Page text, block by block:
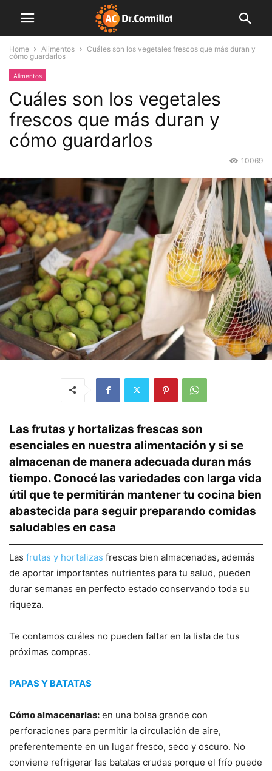
Home Alimentos
Cuáles son los vegetales frescos que más duran y
cómo guardarlos
Alimentos
Cuáles son los vegetales
frescos que más duran y
cómo guardarlos
10069
Las frutas y hortalizas frescas son
esenciales en nuestra alimentación y si se
almacenan de manera adecuada duran más
tiempo. Conocé las variedades con larga vida
útil que te permitirán mantener tu cocina bien
abastecida para seguir preparando comidas
saludables en casa
Las frutas y hortalizas frescas bien almacenadas, además
de aportar importantes nutrientes para tu salud, pueden
durar semanas en perfecto estado conservando toda su
riqueza.
Te contamos cuáles no pueden faltar en la lista de tus
próximas compras.
PAPAS Y BATATAS
Cómo almacenarlas: en una bolsa grande con
perforaciones para permitir la circulación de aire,
preferentemente en un lugar fresco, seco y oscuro. No
conviene refrigerar las batatas crudas porque el frío puede